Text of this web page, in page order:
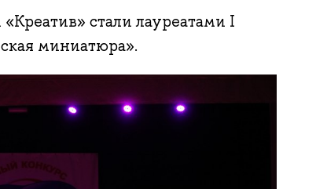
стали лауреатами I
миниатюра».